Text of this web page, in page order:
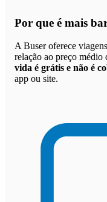
Por que é mais
A Buser oferece
relação ao preço médio
vida é grátis e não é
app ou site.